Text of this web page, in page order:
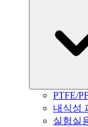
PTFE/
내식성
실험실